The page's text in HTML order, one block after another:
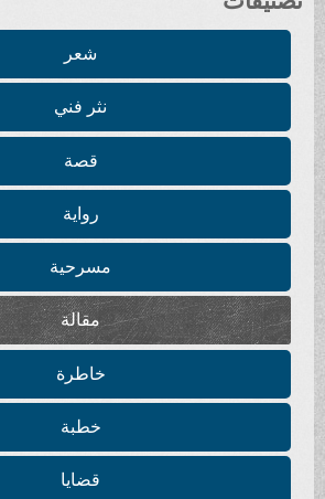
شعر
نثر فني
قصة
رواية
مسرحية
مقالة
خاطرة
خطبة
قضايا